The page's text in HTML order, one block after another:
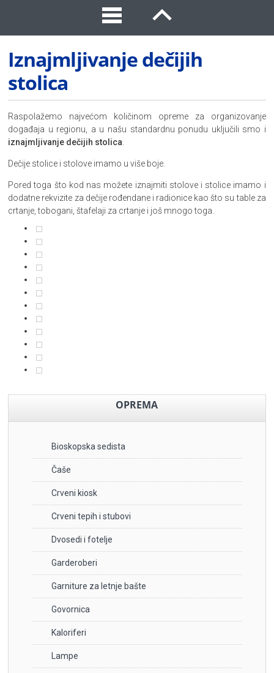
Iznajmljivanje dečijih
stolica
Raspolažemo najvećom količinom opreme za organizovanje
događaja u regionu, a u našu standardnu ponudu uključili smo i
iznajmljivanje dečijih stolica.
Dečije stolice i stolove imamo u više boje.
Pored toga što kod nas možete iznajmiti stolove i stolice imamo i
dodatne rekvizite za dečije rođendane i radionice kao što su table za
crtanje, tobogani, štafelaji za crtanje i još mnogo toga.
OPREMA
Bioskopska sedista
Čaše
Crveni kiosk
Crveni tepih i stubovi
Dvosedi i fotelje
Garderoberi
Garniture za letnje bašte
Govornica
Kaloriferi
Lampe